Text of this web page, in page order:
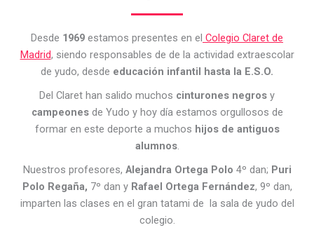
Desde 1969 estamos presentes en el Colegio Claret de
Madrid, siendo responsables de de la actividad extraescolar
de yudo, desde educación infantil hasta la E.S.O.
Del Claret han salido muchos cinturones negros y
campeonesde Yudo y hoy día estamos orgullosos de
formar en este deporte a muchos hijos de antiguos
alumnos.
Nuestros profesores, Alejandra Ortega Polo 4º dan; Puri
Polo Regaña, 7º dan y Rafael Ortega Fernández, 9º dan,
imparten las clases en el gran tatami de la sala de yudo del
colegio.